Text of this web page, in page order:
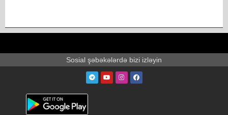
Sosial şəbəkələrdə bizi izləyin